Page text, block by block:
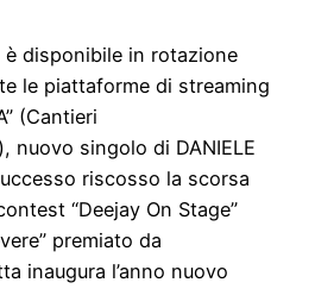
è disponibile in rotazione
le piattaforme di streaming
(Cantieri
nuovo singolo di DANIELE
riscosso la scorsa
“Deejay On Stage”
premiato da
inaugura l’anno nuovo